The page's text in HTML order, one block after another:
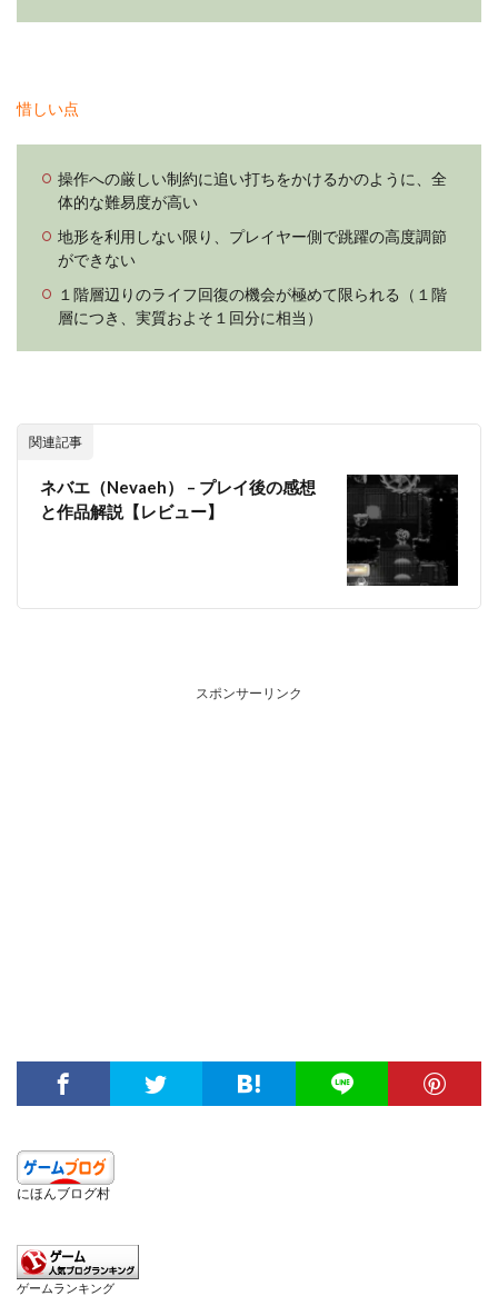
惜しい点
操作への厳しい制約に追い打ちをかけるかのように、全
体的な難易度が高い
地形を利用しない限り、プレイヤー側で跳躍の高度調節
ができない
１階層辺りのライフ回復の機会が極めて限られる（１階
層につき、実質およそ１回分に相当）
関連記事
ネバエ（Nevaeh） – プレイ後の感想
と作品解説【レビュー】
スポンサーリンク
にほんブログ村
ゲームランキング